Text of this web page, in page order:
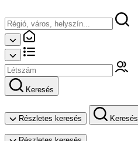
Keresés
Részletes keresés Keresés